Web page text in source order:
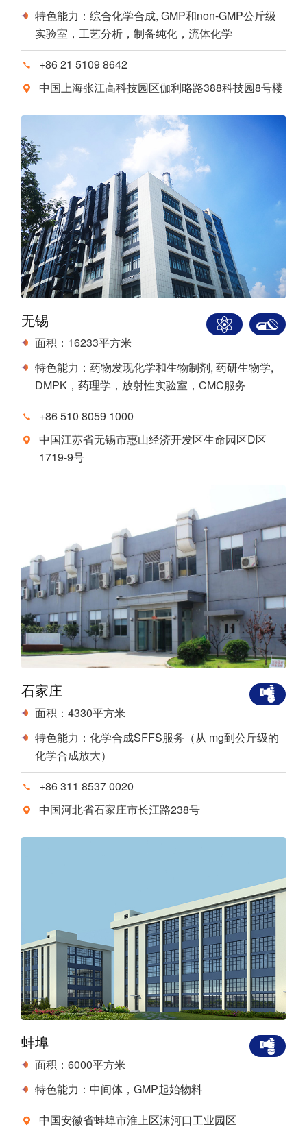
特色能力：综合化学合成, GMP和non-GMP公斤级
实验室，工艺分析，制备纯化，流体化学
+86 21 5109 8642
中国上海张江高科技园区伽利略路388科技园8号楼
无锡
面积：16233平方米
特色能力：药物发现化学和生物制剂, 药研生物学,
DMPK，药理学，放射性实验室，CMC服务
+86 510 8059 1000
中国江苏省无锡市惠山经济开发区生命园区D区
1719-9号
石家庄
面积：4330平方米
特色能力：化学合成SFFS服务（从 mg到公斤级的
化学合成放大）
+86 311 8537 0020
中国河北省石家庄市长江路238号
蚌埠
面积：6000平方米
特色能力：中间体，GMP起始物料
中国安徽省蚌埠市淮上区沫河口工业园区